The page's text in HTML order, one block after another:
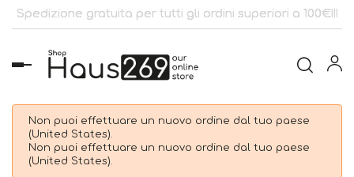
Spedizione gratuita per tutti gli ordini superiori a 100€!!!
navigazione
Non puoi effettuare un nuovo ordine dal tuo paese
(United States).
Non puoi effettuare un nuovo ordine dal tuo paese
(United States).